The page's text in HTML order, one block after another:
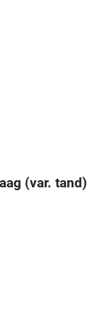
(var. tand)